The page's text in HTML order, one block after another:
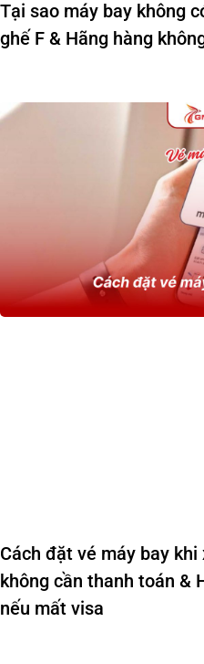
Tại sao máy bay không
ghế F & Hãng hàng
Cách đặt vé máy bay
không cần thanh toán &
nếu mất visa